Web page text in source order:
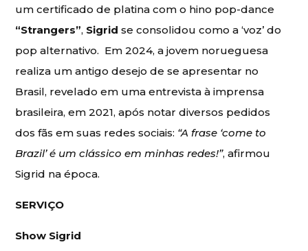
um certificado de platina com o hino pop-dance
“Strangers”, Sigrid se consolidou como a ‘voz’ do
pop alternativo. Em 2024, a jovem norueguesa
realiza um antigo desejo de se apresentar no
Brasil, revelado em uma entrevista à imprensa
brasileira, em 2021, após notar diversos pedidos
dos fãs em suas redes sociais: “A frase ‘come to
Brazil’ é um clássico em minhas redes!”, afirmou
Sigrid na época.
SERVIÇO
Show Sigrid